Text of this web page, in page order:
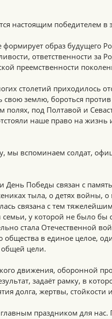
настоящим победителем в
образ будущего
ответственности за
преемственности
столетий приходилось
землю, бороться против
полях, под Полтавой и
наше право на жизнь
мы вспоминаем солдат,
День Победы связан с
тыла, о детях войны,
связана с тем
у которой не было бы
стала Отечественной
общества в единое целое,
общей цели.
движения, оборонной
задаёт рамку, в
долга, жертвы, стойкости
праздником для нас.